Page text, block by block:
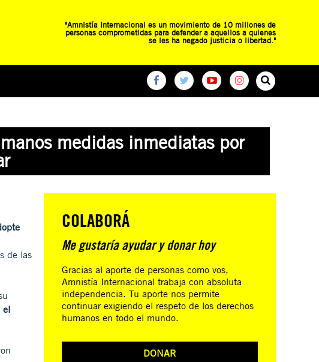
"Amnistía Internacional es un movimiento de 10 millones de
personas comprometidas para defender a aquellos a quienes
se les ha negado justicia o libertad."
medidas inmediatas por
de las
el
COLABORÁ
Me gustaría ayudar y donar hoy
Gracias al aporte de personas como vos,
Amnistía Internacional trabaja con absoluta
independencia. Tu aporte nos permite
continuar exigiendo el respeto de los derechos
humanos en todo el mundo.
DONAR